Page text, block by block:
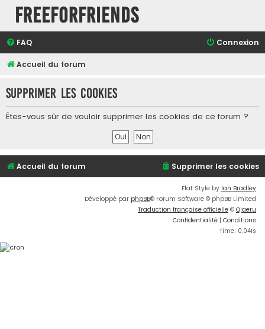
FreeForFriends
FAQ Connexion
Accueil du forum
Supprimer les cookies
Êtes-vous sûr de vouloir supprimer les cookies de ce forum ?
Accueil du forum Supprimer les cookies
Flat Style by Ian Bradley
Développé par phpBB® Forum Software © phpBB Limited
Traduction française officielle © Qiaeru
Confidentialité | Conditions
Time: 0.041s